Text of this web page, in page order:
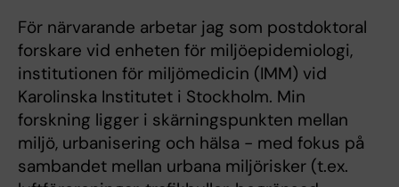
För närvarande arbetar jag som postdoktoral
forskare vid enheten för miljöepidemiologi,
institutionen för miljömedicin (IMM) vid
Karolinska Institutet i Stockholm. Min
forskning ligger i skärningspunkten mellan
miljö, urbanisering och hälsa - med fokus på
sambandet mellan urbana miljörisker (t.ex.